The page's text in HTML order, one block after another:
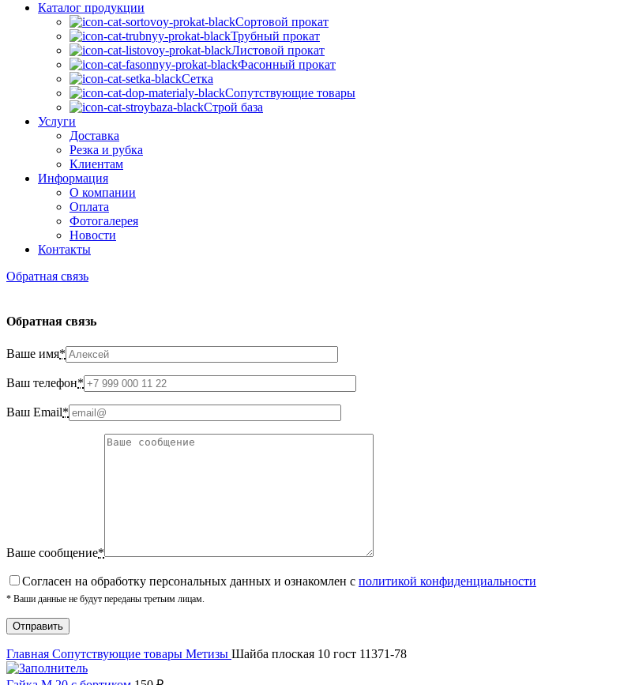
Каталог продукции
Сортовой прокат
Трубный прокат
Листовой прокат
Фасонный прокат
Сетка
Сопутствующие товары
Строй база
Услуги
Доставка
Резка и рубка
Клиентам
Информация
О компании
Оплата
Фотогалерея
Новости
Контакты
Обратная связь
Обратная связь
Ваше имя*
Ваш телефон*
Ваш Email*
Ваше сообщение*
Cогласен на обработку персональных данных и ознакомлен с политикой конфиденциальности
* Ваши данные не будут переданы третьим лицам.
Главная Сопутствующие товары Метизы Шайба плоская 10 гост 11371-78